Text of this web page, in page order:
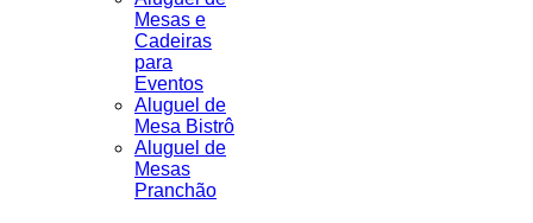
Mesas e
Cadeiras
para
Eventos
Aluguel de
Mesa Bistrô
Aluguel de
Mesas
Pranchão